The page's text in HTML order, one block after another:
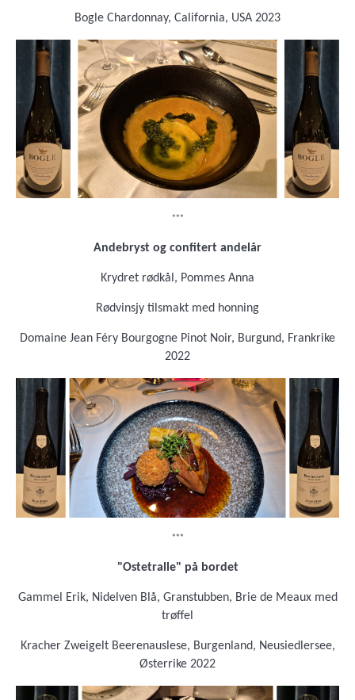
Bogle Chardonnay, California, USA 2023
***
Andebryst og confitert andelår
Krydret rødkål, Pommes Anna
Rødvinsjy tilsmakt med honning
Domaine Jean Féry Bourgogne Pinot Noir, Burgund, Frankrike
2022
***
"Ostetralle" på bordet
Gammel Erik, Nidelven Blå, Granstubben, Brie de Meaux med
trøffel
Kracher Zweigelt Beerenauslese, Burgenland, Neusiedlersee,
Østerrike 2022